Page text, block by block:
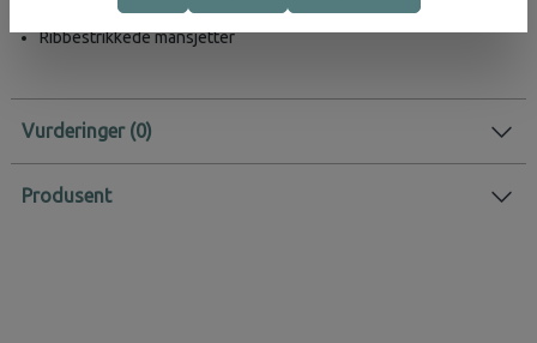
Berøringsskjerm-kompatible tommel- og pekefingerspisser
Ribbestrikkede mansjetter
Vurderinger
Produsent